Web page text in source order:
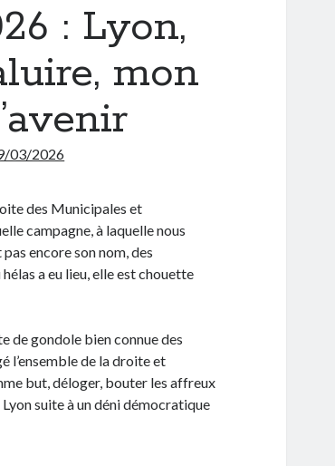
: Lyon,
mon
03/2026
des Municipales et
campagne, à laquelle nous
encore son nom, des
a eu lieu, elle est chouette
de gondole bien connue des
l’ensemble de la droite et
but, déloger, bouter les affreux
suite à un déni démocratique